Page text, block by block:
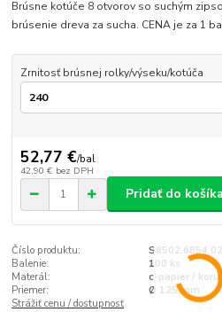
Brúsne kotúče 8 otvorov so suchým
brúsenie dreva za sucha. CENA je za 1
Zrnitosť brúsnej rolky/výseku/kotúča
52,77 €/bal
42,90 € bez DPH
Pridať do košíka
Číslo produktu:
Balenie:
100 ks
Materál:
c-papier /
Priemer:
Ø 125 mm
Strážiť cenu / dostupnosť